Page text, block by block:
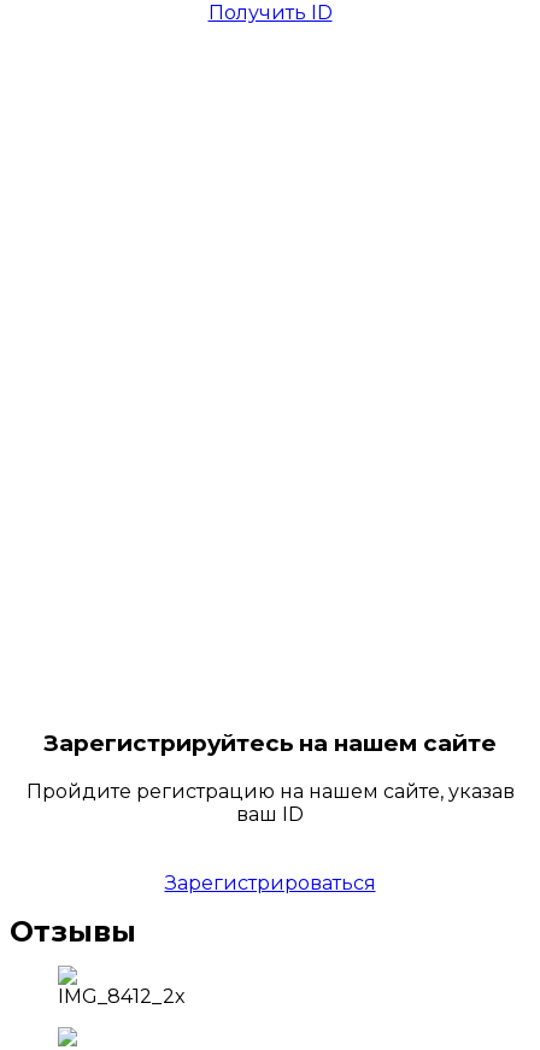
Получить ID
Зарегистрируйтесь на нашем сайте
Пройдите регистрацию на нашем сайте, указав
ваш ID
Зарегистрироваться
Отзывы